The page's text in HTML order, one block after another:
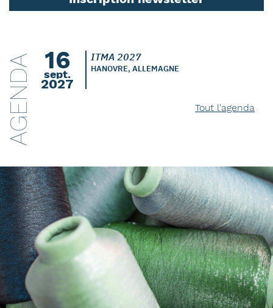
AGENDA 16
sept.
2027
ITMA 2027
HANOVRE, ALLEMAGNE
Tout l'agenda